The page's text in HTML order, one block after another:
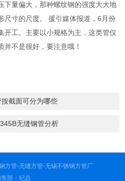
下量偏大，那种螺纹钢的强度大大地
尺寸的尺度。 援引媒体报道，6月份
开工。主要以小规格为主，这类管仅
不是很好，要注意哦！
截面可分为哪些
无缝钢管分析
方管-无缝方管-无锡不锈钢方管厂
部：纪总